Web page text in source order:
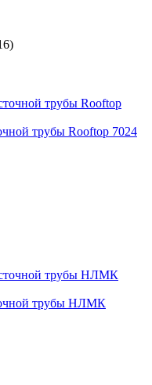
трубы Rooftop 7024
трубы НЛМК